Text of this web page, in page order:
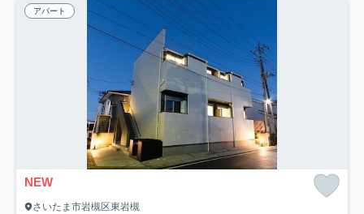
アパート
NEW
さいたま市岩槻区東岩槻